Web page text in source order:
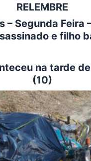
RELEMBRE
– Segunda Feira
e filho
na tarde
(10)